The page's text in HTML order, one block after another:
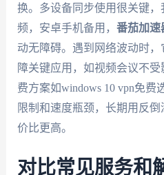
换。多设备同步使用很关键，
频，安卓手机备用， 番茄加速
动无障碍。遇到网络波动时
障关键应用，如视频会议不
费方案如windows 10 vpn免费
限制和速度瓶颈，长期用反
价比更高。
对比常见服务和